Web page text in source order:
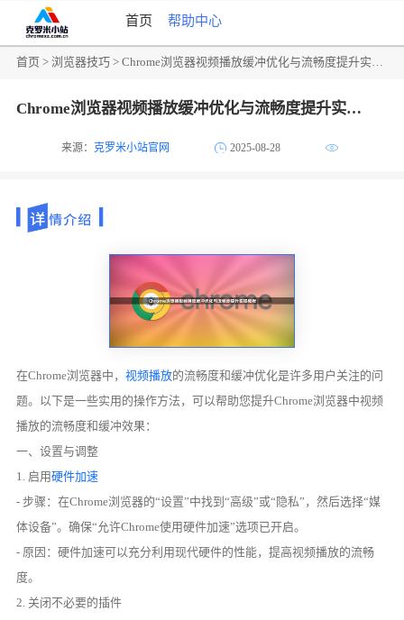
首页 帮助中心
首页 >浏览器技巧 > Chrome浏览器视频播放缓冲优化与流畅度提升实操教程
Chrome浏览器视频播放缓冲优化与流畅度提升实操教程
来源：克罗米小站官网 2025-08-28
在Chrome浏览器中，视频播放的流畅度和缓冲优化是许多用户关注的问
题。以下是一些实用的操作方法，可以帮助您提升Chrome浏览器中视频
播放的流畅度和缓冲效果：
一、设置与调整
1. 启用硬件加速
- 步骤：在Chrome浏览器的“设置”中找到“高级”或“隐私”，然后选择“媒
体设备”。确保“允许Chrome使用硬件加速”选项已开启。
- 原因：硬件加速可以充分利用现代硬件的性能，提高视频播放的流畅
度。
2. 关闭不必要的插件